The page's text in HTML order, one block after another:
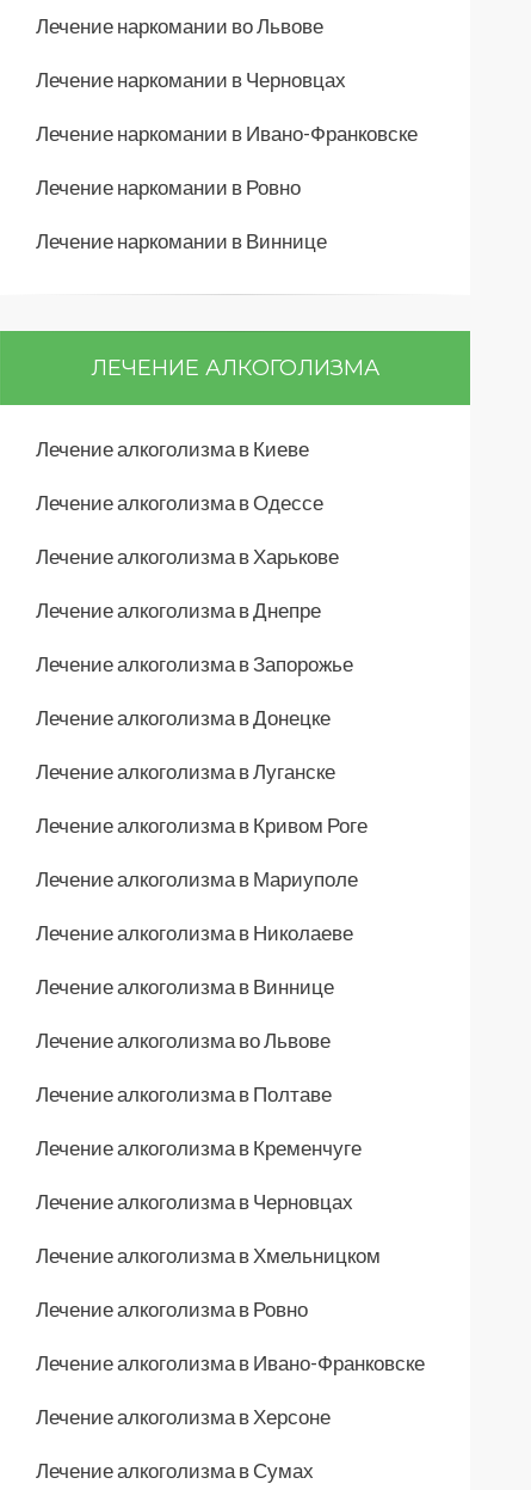
Лечение наркомании во Львове
Лечение наркомании в Черновцах
Лечение наркомании в Ивано-Франковске
Лечение наркомании в Ровно
Лечение наркомании в Виннице
ЛЕЧЕНИЕ АЛКОГОЛИЗМА
Лечение алкоголизма в Киеве
Лечение алкоголизма в Одессе
Лечение алкоголизма в Харькове
Лечение алкоголизма в Днепре
Лечение алкоголизма в Запорожье
Лечение алкоголизма в Донецке
Лечение алкоголизма в Луганске
Лечение алкоголизма в Кривом Роге
Лечение алкоголизма в Мариуполе
Лечение алкоголизма в Николаеве
Лечение алкоголизма в Виннице
Лечение алкоголизма во Львове
Лечение алкоголизма в Полтаве
Лечение алкоголизма в Кременчуге
Лечение алкоголизма в Черновцах
Лечение алкоголизма в Хмельницком
Лечение алкоголизма в Ровно
Лечение алкоголизма в Ивано-Франковске
Лечение алкоголизма в Херсоне
Лечение алкоголизма в Сумах